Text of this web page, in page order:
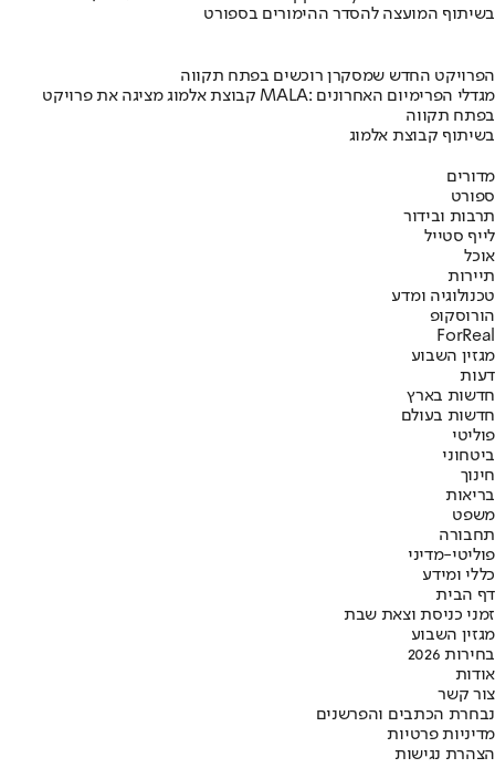
בשיתוף המועצה להסדר ההימורים בספורט
הפרויקט החדש שמסקרן רוכשים בפתח תקווה
קבוצת אלמוג מציגה את פרויקט MALA: מגדלי הפרימיום האחרונים
בפתח תקווה
בשיתוף קבוצת אלמוג
מדורים
ספורט
תרבות ובידור
לייף סטייל
אוכל
תיירות
טכנולוגיה ומדע
הורוסקופ
ForReal
מגזין השבוע
דעות
חדשות בארץ
חדשות בעולם
פוליטי
ביטחוני
חינוך
בריאות
משפט
תחבורה
פוליטי-מדיני
כללי ומידע
דף הבית
זמני כניסת וצאת שבת
מגזין השבוע
בחירות 2026
אודות
צור קשר
נבחרת הכתבים והפרשנים
מדיניות פרטיות
הצהרת נגישות